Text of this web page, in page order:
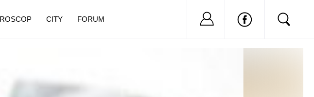
CITY FORUM Nu ai cont?
înaintezi în vârstă